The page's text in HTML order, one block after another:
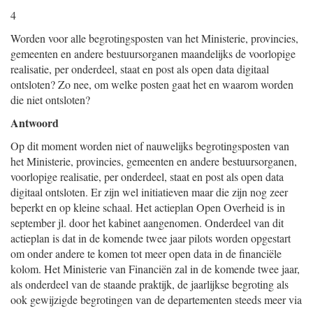
4
Worden voor alle begrotingsposten van het Ministerie, provincies,
gemeenten en andere bestuursorganen maandelijks de voorlopige
realisatie, per onderdeel, staat en post als open data digitaal
ontsloten? Zo nee, om welke posten gaat het en waarom worden
die niet ontsloten?
Antwoord
Op dit moment worden niet of nauwelijks begrotingsposten van
het Ministerie, provincies, gemeenten en andere bestuursorganen,
voorlopige realisatie, per onderdeel, staat en post als open data
digitaal ontsloten. Er zijn wel initiatieven maar die zijn nog zeer
beperkt en op kleine schaal. Het actieplan Open Overheid is in
september jl. door het kabinet aangenomen. Onderdeel van dit
actieplan is dat in de komende twee jaar pilots worden opgestart
om onder andere te komen tot meer open data in de financiële
kolom. Het Ministerie van Financiën zal in de komende twee jaar,
als onderdeel van de staande praktijk, de jaarlijkse begroting als
ook gewijzigde begrotingen van de departementen steeds meer via